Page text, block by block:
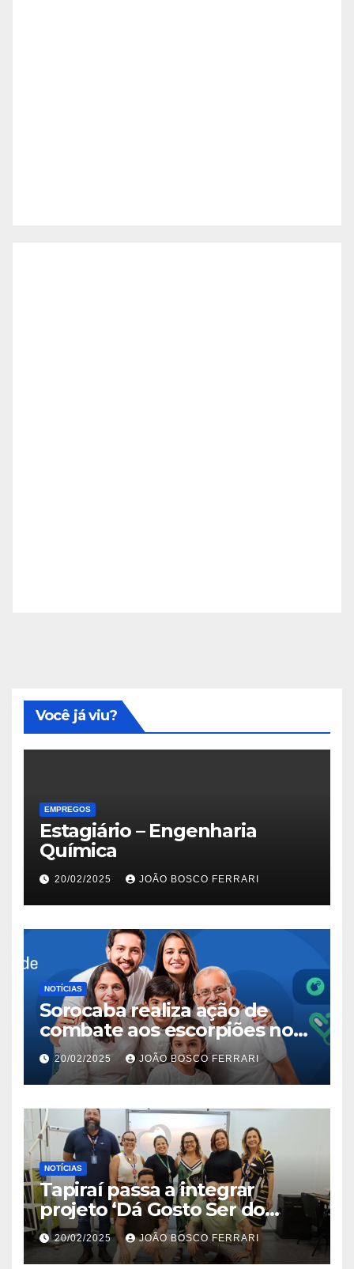
Você já viu?
EMPREGOS
Estagiário – Engenharia
Química
20/02/2025 JOÃO BOSCO FERRARI
NOTÍCIAS
Sorocaba realiza ação de
combate aos escorpiões no
Jardim São Carlos
20/02/2025 JOÃO BOSCO FERRARI
NOTÍCIAS
Tapiraí passa a integrar
projeto ‘Dá Gosto Ser do
Ribeira’ | ASN São Paulo
20/02/2025 JOÃO BOSCO FERRARI